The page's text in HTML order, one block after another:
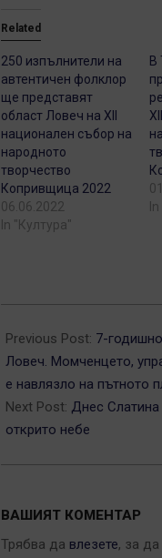
Related
250 изпълнители на
автентичен фолклор
ще представят
област Ловеч на XII
национален събор на
народното
творчество
Копривщица 2022
06.06.2022
In "Култура"
В
06-
14
Previous Post: 7-
Ловеч. Момченцето,
е навлязло на пътното
Next Post: Днес Слатина
открито небе
ВАШИЯТ КОМЕНТАР
Трябва да влезете, за